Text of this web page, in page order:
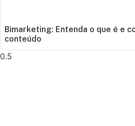
Bimarketing: Entenda o que é e
conteúdo